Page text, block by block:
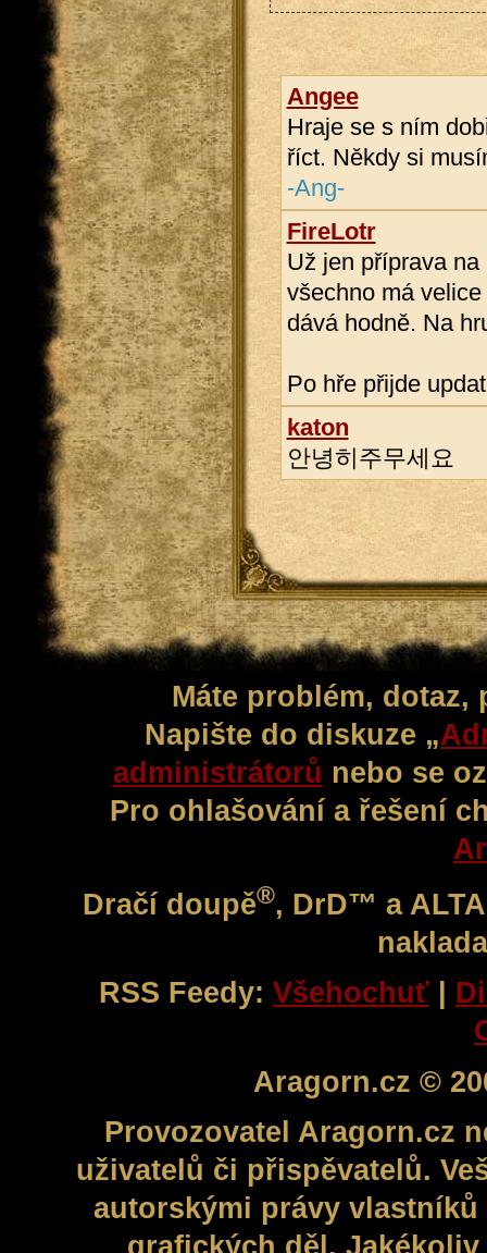
Angee
Hraje se s ním
říct. Někdy si
-Ang-
FireLotr
Už jen příprava
všechno má
dává hodně. Na
Po hře přijde
katon
안녕히주무세요
Máte problém,
Napište do diskuze „
administrátorů nebo se
Pro ohlašování a řešení
Dračí doupě®, DrD™ a
RSS Feedy: Všehochuť
Aragorn.cz ©
Provozovatel Aragorn.cz
uživatelů či přispěvatelů.
autorskými právy
grafických děl.